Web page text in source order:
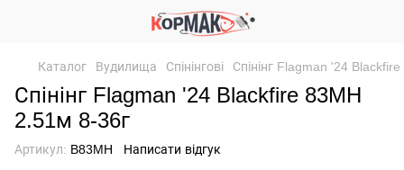
Каталог Вудилища Спінінгові Спінінг Flagman '24
Спінінг Flagman '24 Blackfire 83MH
2.51м 8-36г
Артикул: B83MH Написати відгук